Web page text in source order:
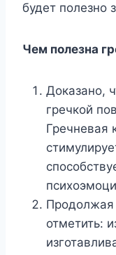
будет полезно
Чем полезна
Доказано,
гречкой
Гречневая
Продолжая
отметить: